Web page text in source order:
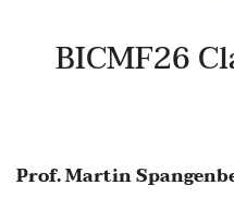
BICMF26
Prof. Martin